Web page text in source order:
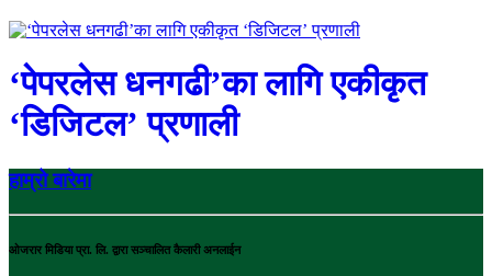
‘पेपरलेस धनगढी’का लागि एकीकृत
‘डिजिटल’ प्रणाली
हाम्रो बारेमा
ओजरार मिडिया प्रा. लि. द्वारा सञ्चालित कैलारी अनलाईन